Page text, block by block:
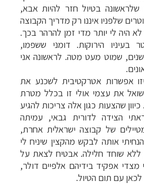
שלראשונה בטיול חזר להיות אבא,
שלפניו איננו רק מדריך הקבוצה
היה לי יותר מדי זמן להרהר בכך.
בעיניו הירוקות. דומני ששפמו,
שמוט מעט מטה. לראשונה אני
אפשרות אטרקטיבית לשכנע את
שואל את עצמי אולי זו בכלל מטרת
שהצעות כגון אלה צריכות להגיע
הצידה לדורית גבאי, עמיתה
של קבוצה ישראלית אחרת,
אותה לבקש מהקצין שיניח לי
ללא שוחד חלילה. אבטיח לצאת על
מצדי אפקיד בידיהם אלפיים דולר,
עם תום הטיול.